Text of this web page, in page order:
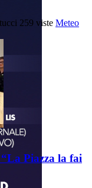
259 viste Meteo
Piazza la fai